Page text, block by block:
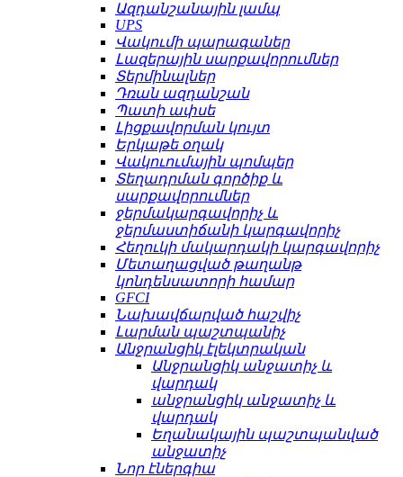
Ազդանշանային լամպ
UPS
Վակումի պարագաներ
Լազերային սարքավորումներ
Տերմինալներ
Դռան ազդանշան
Պատի ափսե
Լիցքավորման կույտ
Երկաթե օղակ
Վակուումային պոմպեր
Տեղադրման գործիք և
սարքավորումներ
ջերմակարգավորիչ և
ջերմաստիճանի կարգավորիչ
Հեղուկի մակարդակի կարգավորիչ
Մետաղացված թաղանթ
կոնդենսատորի համար
GFCI
Նախավճարված հաշվիչ
Լարման պաշտպանիչ
Անջրանցիկ էլեկտրական
Անջրանցիկ անջատիչ և
վարդակ
անջրանցիկ անջատիչ և
վարդակ
Եղանակային պաշտպանված
անջատիչ
Նոր էներգիա